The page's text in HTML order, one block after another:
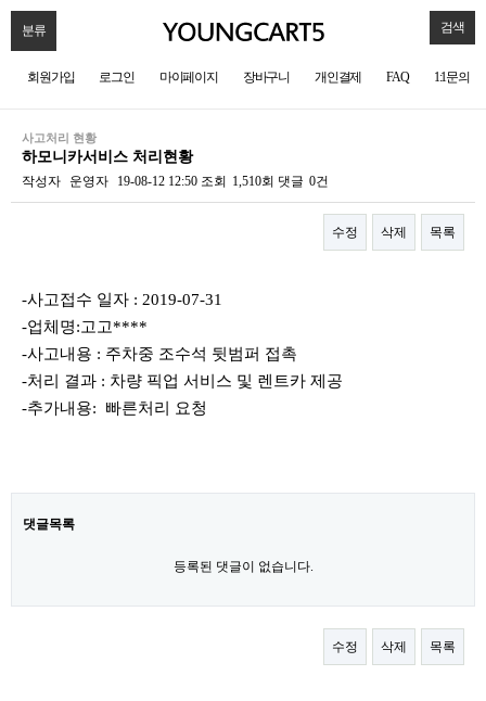
분류 검색
회원가입 로그인 마이페이지 장바구니 개인결제 FAQ 1:1문의
사고처리 현황
하모니카서비스 처리현황
작성자 운영자 19-08-12 12:50 조회 1,510회 댓글 0건
수정 삭제 목록
-사고접수 일자 : 2019-07-31
-업체명:고고****
-사고내용 : 주차중 조수석 뒷범퍼 접촉
-처리 결과 : 차량 픽업 서비스 및 렌트카 제공
-추가내용: 빠른처리 요청
댓글목록
등록된 댓글이 없습니다.
수정 삭제 목록